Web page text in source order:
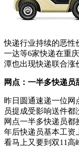
快递行业持续的恶性
一达等6家快递在重
潭也出现快递联合涨
网点：一半多快递员
昨日圆通速递一位网
员提成受影响送件
网点一半多快递员
年后快递员基本工资
看马上又要到双11高